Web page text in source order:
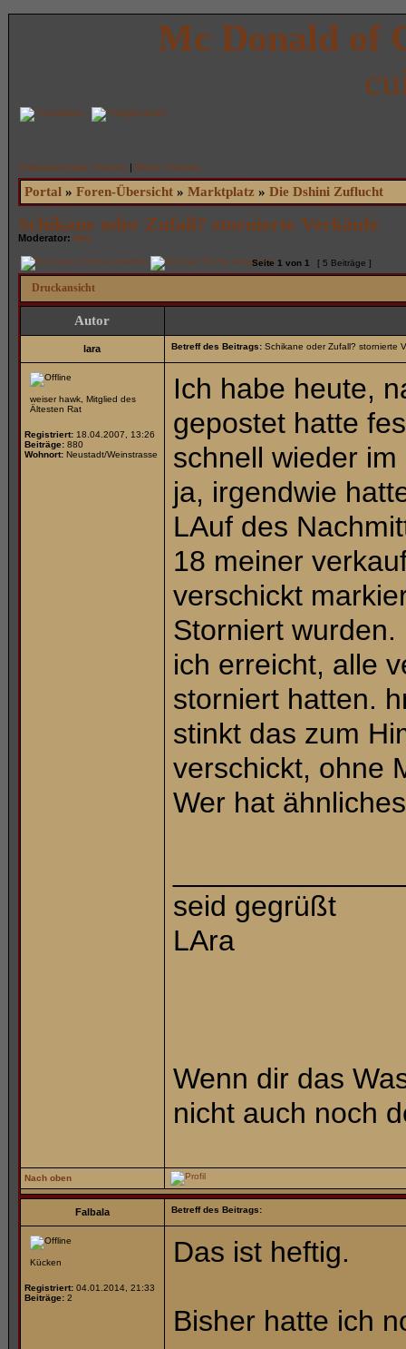
Mc Donald of
Anmelden Registrieren
Unbeantwortete Themen | Aktive Themen
Portal » Foren-Übersicht» Marktplatz» Die Dshini Zuflucht
Schikane oder Zufall? stornierte Verkäufe
Moderator: lara
Seite 1 von 1 [ 5 Beiträge ]
Druckansicht
Autor
lara Betreff des Beitrags:Schikane oder Zufall? stornierte
weiser hawk, Mitglied des
Ältesten Rat
Registriert:18.04.2007, 13:26
Beiträge:880
Wohnort:Neustadt/Weinstrasse
Ich habe heute,
gepostet hatte
schnell wieder
ja, irgendwie
LAuf des
18 meiner
verschickt
Storniert
ich erreicht, alle
storniert hatten.
stinkt das zum
verschickt, ohne
Wer hat
seid gegrüßt
LAra
Wenn dir das
nicht auch noch
Nach oben
Falbala Betreff des Beitrags:
Kücken
Registriert:04.01.2014, 21:33
Beiträge:2
Das ist heftig.
Bisher hatte ich